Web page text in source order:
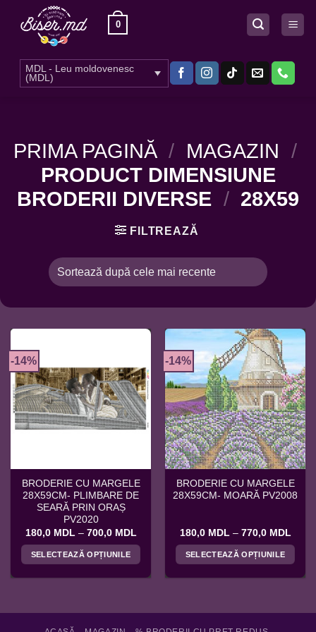
0
MDL - Leu moldovenesc
(MDL)
PRIMA PAGINĂ / MAGAZIN /
PRODUCT DIMENSIUNE
BRODERII DIVERSE / 28X59
FILTREAZĂ
-14%
BRODERIE CU MARGELE
28X59CM- PLIMBARE DE
SEARĂ PRIN ORAȘ
PV2020
180,0 MDL – 700,0 MDL
prețuri:
180,0 MDL
la
SELECTEAZĂ OPȚIUNILE
mai
-14%
BRODERIE CU MARGELE
28X59CM- MOARĂ PV2008
180,0 MDL – 770,0 MDL
la
SELECTEAZĂ OPȚIUNILE
mai